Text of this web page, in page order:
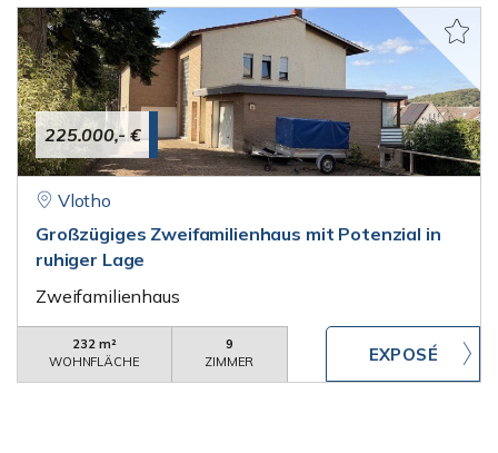
225.000,- €
Vlotho
Großzügiges Zweifamilienhaus mit Potenzial in
ruhiger Lage
Zweifamilienhaus
232 m²
WOHNFLÄCHE
9
ZIMMER